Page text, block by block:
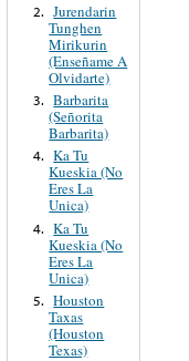
2. Jurendarin
Tunghen
Mirikurin
(Enseñame A
Olvidarte)
3. Barbarita
(Señorita
Barbarita)
4. Ka Tu
Kueskia (No
Eres La
Unica)
4. Ka Tu
Kueskia (No
Eres La
Unica)
5. Houston
Taxas
(Houston
Texas)